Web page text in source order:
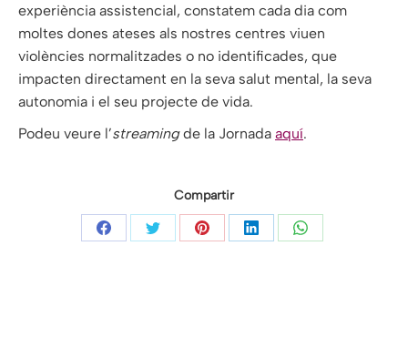
experiència assistencial, constatem cada dia com
moltes dones ateses als nostres centres viuen
violències normalitzades o no identificades, que
impacten directament en la seva salut mental, la seva
autonomia i el seu projecte de vida.
Podeu veure l’streamingde la Jornada aquí.
Compartir
Share
Share
Share
Share
Share